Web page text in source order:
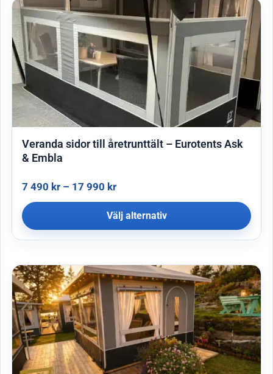
Veranda sidor till åretrunttält – Eurotents Ask
& Embla
7 490 kr – 17 990 kr
Välj alternativ